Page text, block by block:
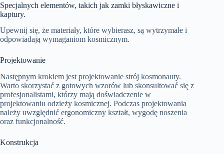
Specjalnych elementów, takich jak zamki błyskawiczne i
kaptury.
Upewnij się, że materiały, które wybierasz, są wytrzymałe i
odpowiadają wymaganiom kosmicznym.
Projektowanie
Następnym krokiem jest projektowanie strój kosmonauty.
Warto skorzystać z gotowych wzorów lub skonsultować się z
profesjonalistami, którzy mają doświadczenie w
projektowaniu odzieży kosmicznej. Podczas projektowania
należy uwzględnić ergonomiczny kształt, wygodę noszenia
oraz funkcjonalność.
Konstrukcja